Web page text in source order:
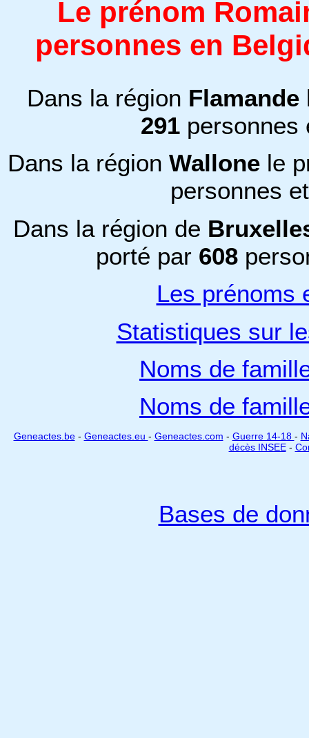
Le prénom
personnes en
Dans la région Flamande
291personnes
Dans la région Wallonele
personnes
Dans la région de
porté par 608
Les prénoms
Statistiques sur
Noms de
Noms de
Geneactes.be- Geneactes.eu - Geneactes.com - Guerre 14-18 -
décès INSEE-
Bases de